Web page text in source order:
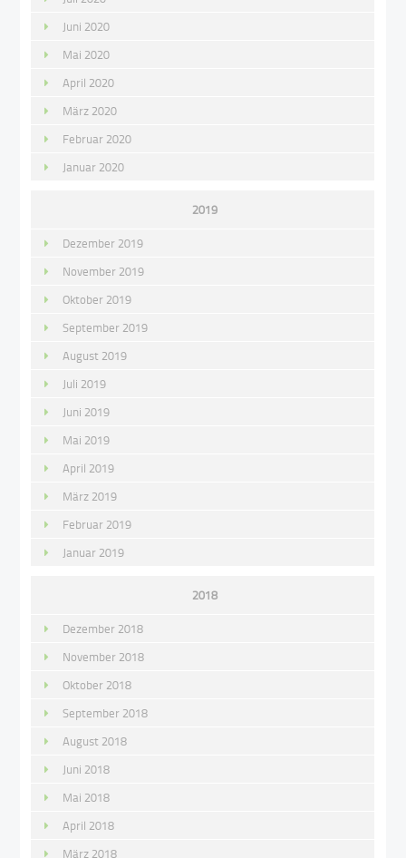
Juni 2020
Mai 2020
April 2020
März 2020
Februar 2020
Januar 2020
2019
Dezember 2019
November 2019
Oktober 2019
September 2019
August 2019
Juli 2019
Juni 2019
Mai 2019
April 2019
März 2019
Februar 2019
Januar 2019
2018
Dezember 2018
November 2018
Oktober 2018
September 2018
August 2018
Juni 2018
Mai 2018
April 2018
März 2018